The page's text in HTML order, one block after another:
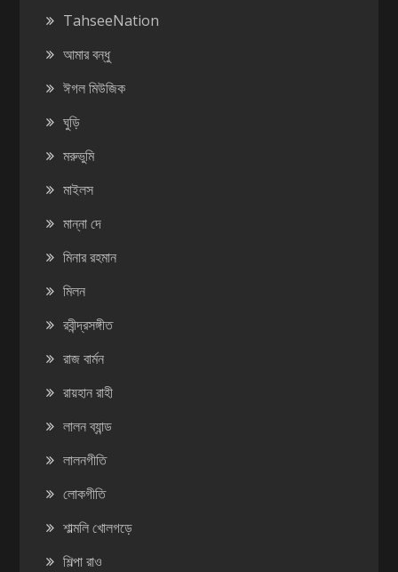
TahseeNation
আমার বন্ধু
ঈগল মিউজিক
ঘুড়ি
মরুভুমি
মাইলস
মান্না দে
মিনার রহমান
মিলন
রবীন্দ্রসঙ্গীত
রাজ বার্মন
রায়হান রাহী
লালন ব্যান্ড
লালনগীতি
লোকগীতি
শাল্মলি খোলগড়ে
শিল্পা রাও